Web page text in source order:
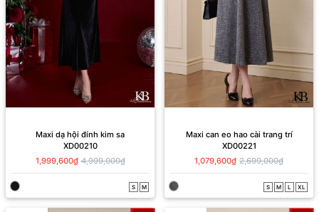
Maxi dạ hội đính kim sa
XD00210
1,999,600₫ 4,999,000₫
S M
Maxi can eo hao cài trang trí
XD00221
1,079,600₫ 2,699,000₫
S M L XL